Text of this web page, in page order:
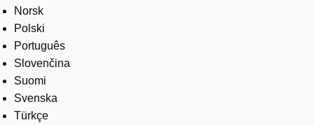
Norsk
Polski
Português
Slovenčina
Suomi
Svenska
Türkçe